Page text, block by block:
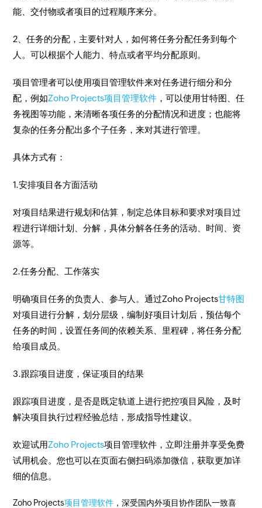
能、交付物或者项目的过程顺序来分。
2、任务的分配，主要针对人，如何将任务分配任务到每个
人。可以根据个人能力、特点或者平均分配原则。
项目管理者可以使用项目管理软件来对任务进行细分和分
配，例如Zoho Projects项目管理软件 ，可以使用甘特图、任
务视图等功能，来清晰各项任务的分配情况和进度；也能将
复杂的任务分配出多个子任务，来对其进行管理。
具体方式有：
1.安排项目各方面活动
对项目结果进行规划和估算，制定总体目标和要求对项目过
程进行详细计划、分解，具体分解各任务的活动、时间、资
源等。
2.任务分配、工作落实
明确项目任务的负责人、参与人。通过Zoho Projects甘特图
对项目进行分解，划分层级，编制好项目计划后，预估每个
任务的时间，设置任务间的依赖关系、里程碑，将任务分配
给项目成员。
3.跟踪项目进度，保证项目的结果
跟踪项目进度，是否是既定轨道上进行把控项目风险，及时
解决项目执行过程经验总结，形成指导性建议。
欢迎试用Zoho Projects项目管理软件，立即注册并享受免费
试用机会。您也可以在页面右侧扫码添加微信，获取更加详
细的信息。
Zoho Projects项目管理软件 ，深受国内外项目协作团队一致喜